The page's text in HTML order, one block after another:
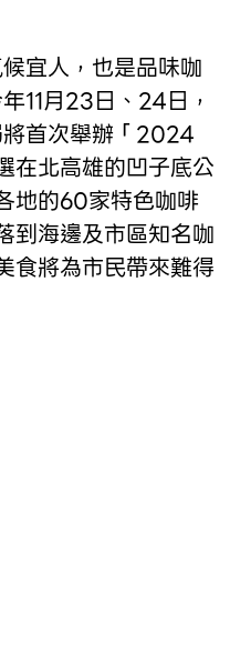
11月23日、24日，
首次舉辦「2024
在北高雄的凹子底公
地的60家特色咖啡
到海邊及市區知名咖
食將為市民帶來難得